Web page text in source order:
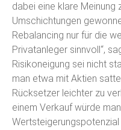
dabei eine klare Meinung
Umschichtungen
Rebalancing nur für die
Privatanleger sinnvoll“,
Risikoneigung sei nicht
man etwa mit Aktien
Rücksetzer leichter zu
einem Verkauf würde
Wertsteigerungspotenzial